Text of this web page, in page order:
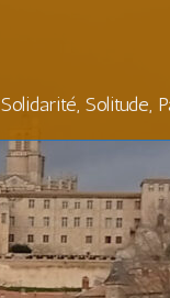
Solidarité, Solitude,